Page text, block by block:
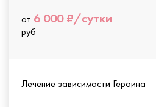
от 6 000 ₽/сутки
руб
Лечение зависимости Героина